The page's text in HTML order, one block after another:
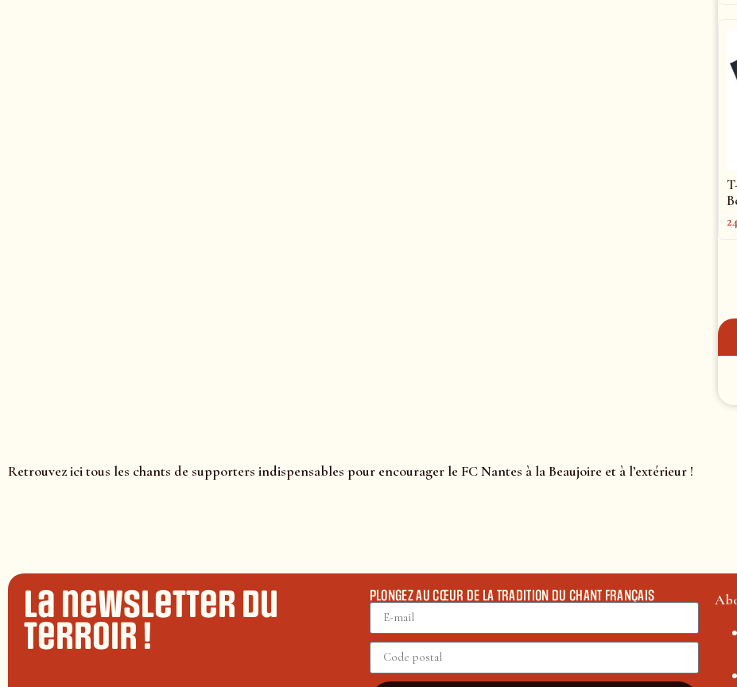
Retrouvez ici tous les chants de supporters indispensables pour encourager le FC Nantes à la Beaujoire et à l’extérieur !
La newsletter du
terroir !
PLONGEZ AU CŒUR DE LA TRADITION DU CHANT FRANÇAIS